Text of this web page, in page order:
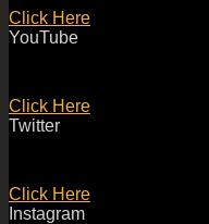
Click Here
YouTube
Click Here
Twitter
Click Here
Instagram